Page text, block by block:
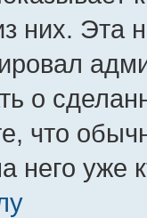
них. Эта
о
что
него уже